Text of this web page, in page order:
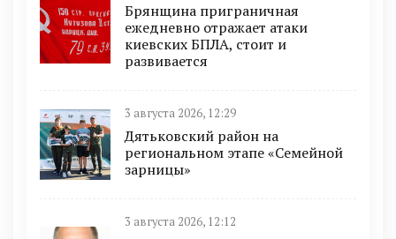
Брянщина приграничная
ежедневно отражает атаки
киевских БПЛА, стоит и
развивается
3 августа 2026, 12:29
Дятьковский район на
региональном этапе «Семейной
зарницы»
3 августа 2026, 12:12